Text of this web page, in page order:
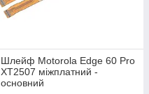
Шлейф Motorola Edge 60 Pro
XT2507 міжплатний -
основний